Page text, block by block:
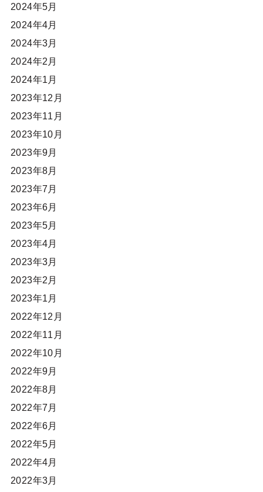
2024年5月
2024年4月
2024年3月
2024年2月
2024年1月
2023年12月
2023年11月
2023年10月
2023年9月
2023年8月
2023年7月
2023年6月
2023年5月
2023年4月
2023年3月
2023年2月
2023年1月
2022年12月
2022年11月
2022年10月
2022年9月
2022年8月
2022年7月
2022年6月
2022年5月
2022年4月
2022年3月